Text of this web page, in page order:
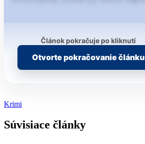
Článok pokračuje po kliknutí
Otvorte pokračovanie článku
Krimi
Súvisiace články